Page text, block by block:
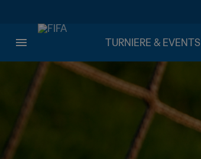
TURNIERE & EVENTS